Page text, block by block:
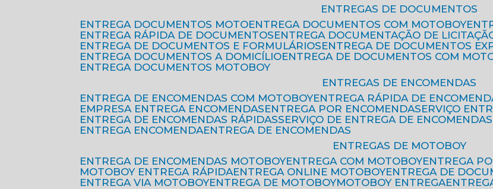
ENTREGAS DE DOCUMENTOS
ENTREGA DOCUMENTOS MOTO
ENTREGA DOCUMENTOS COM MOTOBOY
ENTREGA RÁPIDA DE DOCUMENTOS
ENTREGA DOCUMENTAÇÃO DE
ENTREGA DE DOCUMENTOS E FORMULÁRIOS
ENTREGA DE DOCUMENTOS
ENTREGA DOCUMENTOS A DOMICÍLIO
ENTREGA DE DOCUMENTOS COM
ENTREGA DOCUMENTOS MOTOBOY
ENTREGAS DE ENCOMENDAS
ENTREGA DE ENCOMENDAS COM MOTOBOY
ENTREGA RÁPIDA DE
EMPRESA ENTREGA ENCOMENDAS
ENTREGA POR ENCOMENDA
SERVIÇO
ENTREGA DE ENCOMENDAS RÁPIDAS
SERVIÇO DE ENTREGA DE ENCOMENDAS
ENTREGA ENCOMENDA
ENTREGA DE ENCOMENDAS
ENTREGAS DE MOTOBOY
ENTREGA DE ENCOMENDAS MOTOBOY
ENTREGA COM MOTOBOY ENTREGA
MOTOBOY ENTREGA RÁPIDA
ENTREGA ONLINE MOTOBOY
ENTREGA DE
ENTREGA VIA MOTOBOY
ENTREGA DE MOTOBOY MOTOBOY ENTREGA